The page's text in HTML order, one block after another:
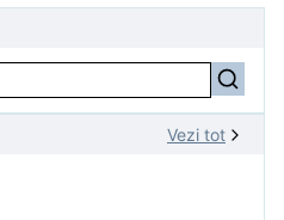
Vezi tot